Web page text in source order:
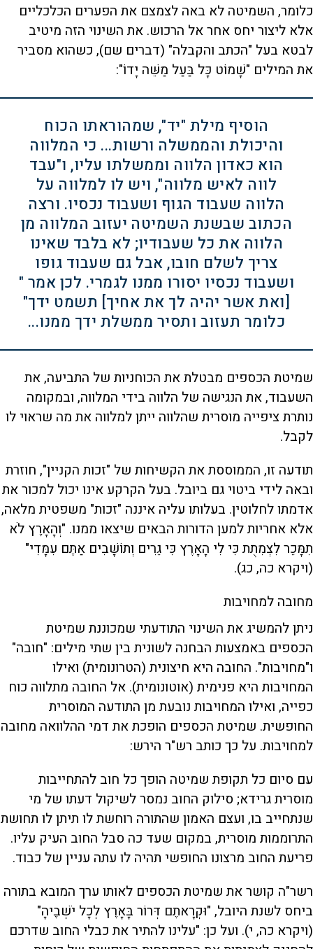
כלומר, השמיטה לא באה לצמצם את הפערים הכלכליים
אלא ליצור יחס אחר אל הרכוש. את השינוי הזה מיטיב
לבטא בעל "הכתב והקבלה" (דברים שם), כשהוא מסביר
את המילים "שָׁמוֹט כָּל בַּעַל מַשֵּׁה יָדוֹ":
הוסיף מילת "יד", שמהוראתו הכוח
והיכולת והממשלה ורשות... כי המלווה
הוא כאדון הלווה וממשלתו עליו, ו"עבד
לווה לאיש מלווה", ויש לו למלווה על
הלווה שעבוד הגוף ושעבוד נכסיו. ורצה
הכתוב שבשנת השמיטה יעזוב המלווה מן
הלווה את כל שעבודיו; לא בלבד שאינו
צריך לשלם חובו, אבל גם שעבוד גופו
ושעבוד נכסיו יסורו ממנו לגמרי. לכן אמר "
[ואת אשר יהיה לך את אחיך] תשמט ידך"
כלומר תעזוב ותסיר ממשלת ידך ממנו...
שמיטת הכספים מבטלת את הכוחניות של התביעה, את
השעבוד, את הנגישה של הלווה בידי המלווה, ובמקומה
נותרת ציפייה מוסרית שהלווה ייתן למלווה את מה שראוי לו
לקבל.
תודעה זו, הממוססת את הקשיחות של "זכות הקניין", חוזרת
ובאה לידי ביטוי גם ביובל. בעל הקרקע אינו יכול למכור את
אדמתו לחלוטין. בעלותו עליה איננה "זכות" משפטית מלאה,
אלא אחריות למען הדורות הבאים שיצאו ממנו. "וְהָאָרֶץ לֹא
תִמָּכֵר לִצְמִתֻת כִּי לִי הָאָרֶץ כִּי גֵרִים וְתוֹשָׁבִים אַתֶּם עִמָּדִי"
(ויקרא כה, כג).
מחובה למחויבות
ניתן להמשיג את השינוי התודעתי שמכוננת שמיטת
הכספים באמצעות הבחנה לשונית בין שתי מילים: "חובה"
ו"מחויבות". החובה היא חיצונית (הטרונומית) ואילו
המחויבות היא פנימית (אוטונומית). אל החובה מתלווה כוח
כפייה, ואילו המחויבות נובעת מן התודעה המוסרית
החופשית. שמיטת הכספים הופכת את דמי ההלוואה מחובה
למחויבות. על כך כותב רש"ר הירש:
עם סיום כל תקופת שמיטה הופך כל חוב להתחייבות
מוסרית גרידא; סילוק החוב נמסר לשיקול דעתו של מי
שנתחייב בו, ועצם האמון שהתורה רוחשת לו תיתן לו תחושת
התרוממות מוסרית, במקום שעד כה סבל החוב העיק עליו.
פריעת החוב מרצונו החופשי תהיה לו עתה עניין של כבוד.
רשר"ה קושר את שמיטת הכספים לאותו ערך המובא בתורה
ביחס לשנת היובל, "וּקְרָאתֶם דְּרוֹר בָּאָרֶץ לְכָל יֹשְׁבֶיהָ"
(ויקרא כה, י). ועל כן: "עלינו להתיר את כבלי החוב שדרכם